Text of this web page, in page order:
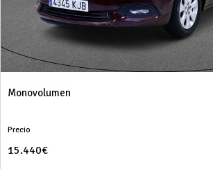
Monovolumen
Precio
15.440€